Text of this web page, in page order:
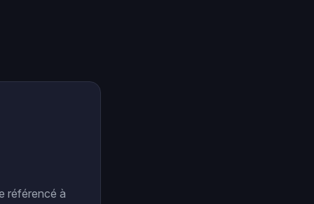
référencé à